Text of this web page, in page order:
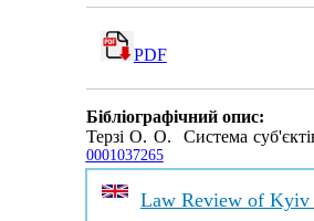
PDF
Бібліографічний опис:
Терзі О. О. Система
0001037265
Law Review of